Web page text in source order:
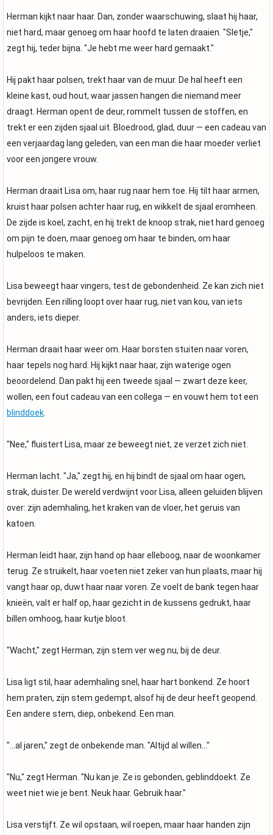
Herman kijkt naar haar. Dan, zonder waarschuwing, slaat hij haar,
niet hard, maar genoeg om haar hoofd te laten draaien. "Sletje,"
zegt hij, teder bijna. "Je hebt me weer hard gemaakt."
Hij pakt haar polsen, trekt haar van de muur. De hal heeft een
kleine kast, oud hout, waar jassen hangen die niemand meer
draagt. Herman opent de deur, rommelt tussen de stoffen, en
trekt er een zijden sjaal uit. Bloedrood, glad, duur — een cadeau van
een verjaardag lang geleden, van een man die haar moeder verliet
voor een jongere vrouw.
Herman draait Lisa om, haar rug naar hem toe. Hij tilt haar armen,
kruist haar polsen achter haar rug, en wikkelt de sjaal eromheen.
De zijde is koel, zacht, en hij trekt de knoop strak, niet hard genoeg
om pijn te doen, maar genoeg om haar te binden, om haar
hulpeloos te maken.
Lisa beweegt haar vingers, test de gebondenheid. Ze kan zich niet
bevrijden. Een rilling loopt over haar rug, niet van kou, van iets
anders, iets dieper.
Herman draait haar weer om. Haar borsten stuiten naar voren,
haar tepels nog hard. Hij kijkt naar haar, zijn waterige ogen
beoordelend. Dan pakt hij een tweede sjaal — zwart deze keer,
wollen, een fout cadeau van een collega — en vouwt hem tot een
blinddoek
"Nee," fluistert Lisa, maar ze beweegt niet, ze verzet zich niet.
Herman lacht. "Ja," zegt hij, en hij bindt de sjaal om haar ogen,
strak, duister. De wereld verdwijnt voor Lisa, alleen geluiden blijven
over: zijn ademhaling, het kraken van de vloer, het geruis van
katoen.
Herman leidt haar, zijn hand op haar elleboog, naar de woonkamer
terug. Ze struikelt, haar voeten niet zeker van hun plaats, maar hij
vangt haar op, duwt haar naar voren. Ze voelt de bank tegen haar
knieën, valt er half op, haar gezicht in de kussens gedrukt, haar
billen omhoog, haar kutje bloot.
"Wacht," zegt Herman, zijn stem ver weg nu, bij de deur.
Lisa ligt stil, haar ademhaling snel, haar hart bonkend. Ze hoort
hem praten, zijn stem gedempt, alsof hij de deur heeft geopend.
Een andere stem, diep, onbekend. Een man.
"...al jaren," zegt de onbekende man. "Altijd al willen..."
"Nu," zegt Herman. "Nu kan je. Ze is gebonden, geblinddoekt. Ze
weet niet wie je bent. Neuk haar. Gebruik haar."
Lisa verstijft. Ze wil opstaan, wil roepen, maar haar handen zijn